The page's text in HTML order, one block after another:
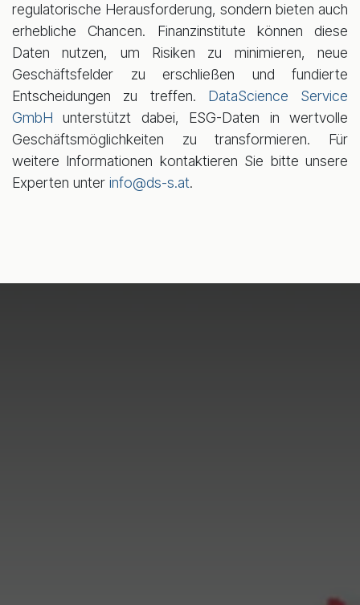
regulatorische Herausforderung, sondern bieten auch
erhebliche Chancen. Finanzinstitute können diese
Daten nutzen, um Risiken zu minimieren, neue
Geschäftsfelder zu erschließen und fundierte
Entscheidungen zu treffen. DataScience Service
GmbH unterstützt dabei, ESG-Daten in wertvolle
Geschäftsmöglichkeiten zu transformieren. Für
weitere Informationen kontaktieren Sie bitte unsere
Experten unter info@ds-s.at.